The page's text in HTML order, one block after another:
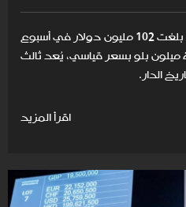
كريستيز تسجل مبيعات قياسية بلغت 102 مليون دولار في أسبوع
ميلون بلو بسعر قياسي، يُعد ثالث
الدار.
اقرأ المزيد